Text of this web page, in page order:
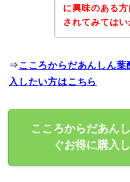
に興味のある
されてみては
⇒ こころからだあんしん
入したい方はこちら
こころからだあん
ぐお得に購入